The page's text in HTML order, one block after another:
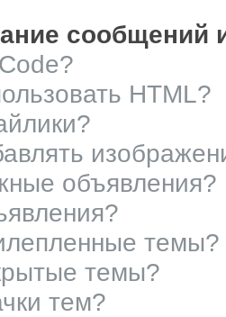
сообщений
HTML?
объявления?
темы?
темы?
тем?